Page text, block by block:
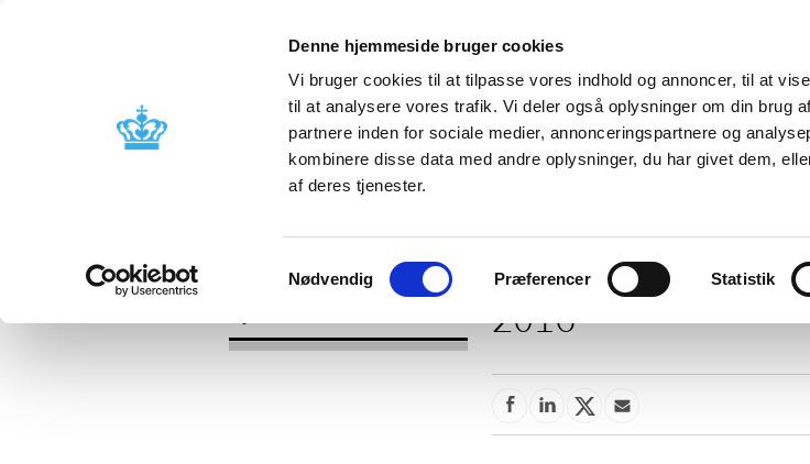
Denne hjemmeside bruger cookies
Vi bruger cookies til at tilpasse vores indhold og annoncer, til at
til at analysere vores trafik. Vi deler også oplysninger om din brug
partnere inden for sociale medier, annonceringspartnere og
kombinere disse data med andre oplysninger, du har givet dem,
af deres tjenester.
Samtykkevalg
Nødvendig Præferencer Statistik
Nyheder
Godkendelse og
Bivirkninger og
produktinformation
Tilskud og
2016